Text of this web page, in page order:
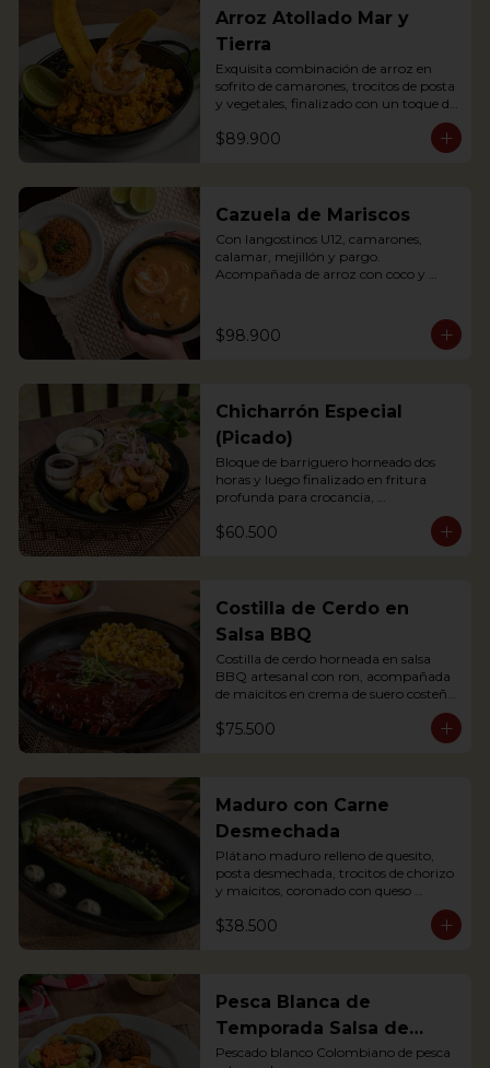
Arroz Atollado Mar y
Tierra
Exquisita combinación de arroz en
sofrito de camarones, trocitos de posta
y vegetales, finalizado con un toque de
leche de coco, cilantro y langostino a la
parrilla.
of coconut milk, coriander and grilled
prawns.
$89.900
Cazuela de Mariscos
Con langostinos U12, camarones,
calamar, mejillón y pargo.
Acompañada de arroz con coco y
Seafood soup containing Shrimp,
mussels, fish and other crustaceans.
$98.900
Chicharrón Especial
(Picado)
Bloque de barriguero horneado dos
horas y luego finalizado en fritura
profunda para crocancia,
cebolla acevichada y reducción de
crunchiness, accompanied by creole
potatoes, onion and agras reduction.
$60.500
Costilla de Cerdo en
Salsa BBQ
Costilla de cerdo horneada en salsa
BBQ artesanal con ron, acompañada
de maicitos en crema de suero costeño
Soft Ribs with rum BBQ sauce, served
$75.500
Maduro con Carne
Desmechada
Plátano maduro relleno de quesito,
posta desmechada, trocitos de chorizo
y maicitos, coronado con queso
$38.500
Pesca Blanca de
Temporada Salsa de
Camarones
Pescado blanco Colombiano de pesca